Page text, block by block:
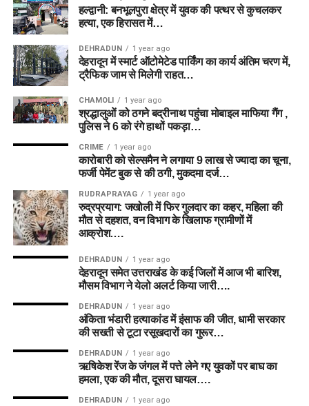
हल्द्वानी: बनभूलपुरा क्षेत्र में युवक की पत्थर से कुचलकर
हत्या, एक हिरासत में…
DEHRADUN 1 year ago
देहरादून में स्मार्ट ऑटोमेटेड पार्किंग का कार्य अंतिम चरण में,
ट्रैफिक जाम से मिलेगी राहत…
CHAMOLI 1 year ago
श्रद्धालुओं को ठगने बद्रीनाथ पहुंचा मोबाइल माफिया गैंग ,
पुलिस ने 6 को रंगे हाथों पकड़ा…
CRIME 1 year ago
कारोबारी को सेल्समैन ने लगाया 9 लाख से ज्यादा का चूना,
फर्जी पेमेंट बुक से की ठगी, मुकदमा दर्ज…
RUDRAPRAYAG 1 year ago
रुद्रप्रयाग: जखोली में फिर गुलदार का कहर, महिला की
मौत से दहशत, वन विभाग के खिलाफ ग्रामीणों में
आक्रोश….
DEHRADUN 1 year ago
देहरादून समेत उत्तराखंड के कई जिलों में आज भी बारिश,
मौसम विभाग ने येलो अलर्ट किया जारी….
DEHRADUN 1 year ago
अंकिता भंडारी हत्याकांड में इंसाफ की जीत, धामी सरकार
की सख्ती से टूटा रसूखदारों का गुरूर…
DEHRADUN 1 year ago
ऋषिकेश रेंज के जंगल में पत्ते लेने गए युवकों पर बाघ का
हमला, एक की मौत, दूसरा घायल….
DEHRADUN 1 year ago